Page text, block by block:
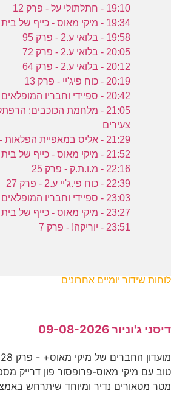
19:10 - חתלתולי על - פרק 12
19:34 - מיקי מאוס - כייף של בית - פרק 21
19:58 - בלואי ע.2 - פרק 95
20:05 - בלואי ע.2 - פרק 72
20:12 - בלואי ע.2 - פרק 64
20:19 - כוח פיג'יי - פרק 13
20:42 - ספיידי וחבריו המופלאים ע.2 - פרק 28
21:05 - מלחמת הכוכבים:
צעירים
21:29 - אליס במאפיית הפלאות - פרק 4
21:52 - מיקי מאוס - כייף של בית ע.2 - פרק 27
22:16 - מ.ו.ת.ק - פרק 25
22:39 - כוח פי.ג'יי ע.2 - פרק 27
23:03 - ספיידי וחבריו המופלאים - פרק 13
23:27 - מיקי מאוס - כייף של בית ע.2 - פרק 38
23:51 - יוריקה! - פרק 7
לוחות שידור יומיים אחרונים
דיסני ג'וניור 09-08-2026
טוב עם מיקי מאוס-פרופסור פון דרייק
מטר מטאורים נדיר ומיוחד שיתרחש